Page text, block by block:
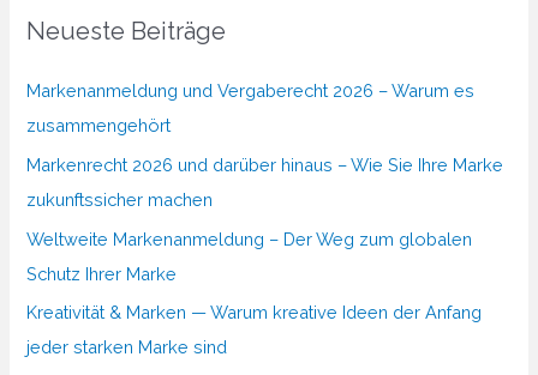
Neueste Beiträge
Markenanmeldung und Vergaberecht 2026 – Warum es
zusammengehört
Markenrecht 2026 und darüber hinaus – Wie Sie Ihre Marke
zukunftssicher machen
Weltweite Markenanmeldung – Der Weg zum globalen
Schutz Ihrer Marke
Kreativität & Marken — Warum kreative Ideen der Anfang
jeder starken Marke sind